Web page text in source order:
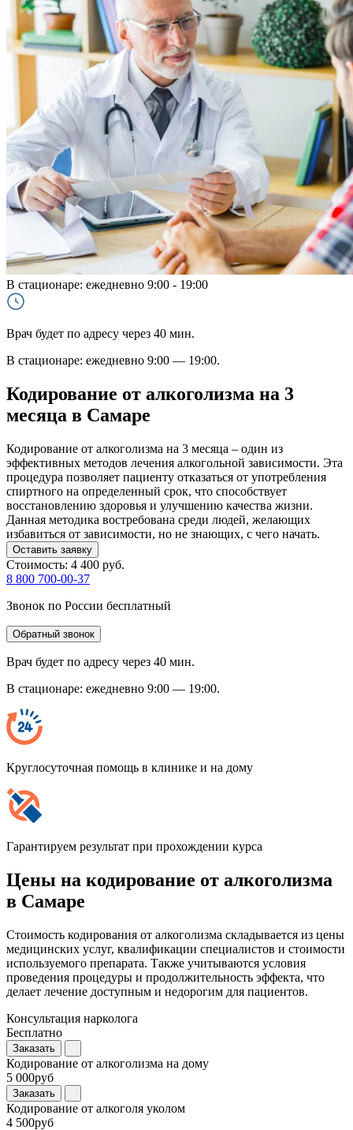
В стационаре: ежедневно 9:00 - 19:00
Врач будет по адресу через 40 мин.
В стационаре: ежедневно 9:00 — 19:00.
Кодирование от алкоголизма на 3
месяца в Самаре
Кодирование от алкоголизма на 3 месяца – один из
эффективных методов лечения алкогольной зависимости. Эта
процедура позволяет пациенту отказаться от употребления
спиртного на определенный срок, что способствует
восстановлению здоровья и улучшению качества жизни.
Данная методика востребована среди людей, желающих
избавиться от зависимости, но не знающих, с чего начать.
Оставить заявку
Стоимость: 4 400 руб.
8 800 700-00-37
Звонок по России бесплатный
Обратный звонок
Врач будет по адресу через 40 мин.
В стационаре: ежедневно 9:00 — 19:00.
Круглосуточная помощь в клинике и на дому
Гарантируем результат при прохождении курса
Цены на кодирование от алкоголизма
в Самаре
Стоимость кодирования от алкоголизма складывается из цены
медицинских услуг, квалификации специалистов и стоимости
используемого препарата. Также учитываются условия
проведения процедуры и продолжительность эффекта, что
делает лечение доступным и недорогим для пациентов.
Консультация нарколога
Бесплатно
Заказать
Кодирование от алкоголизма на дому
5 000руб
Заказать
Кодирование от алкоголя уколом
4 500руб